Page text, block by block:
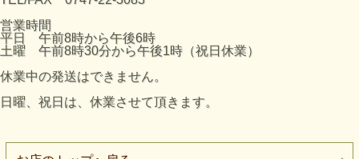
営業時間
平日 午前8時から午後6時
土曜 午前8時30分から午後1時（祝日休業）
休業中の発送はできません。
日曜、祝日は、休業させて頂きます。